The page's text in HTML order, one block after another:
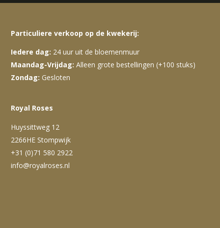
Particuliere verkoop op de kwekerij:
Iedere dag: 24 uur uit de bloemenmuur
Maandag-Vrijdag: Alleen grote bestellingen (+100 stuks)
Zondag: Gesloten
Royal Roses
Huyssittweg 12
2266HE Stompwijk
+31 (0)71 580 2922
info@royalroses.nl